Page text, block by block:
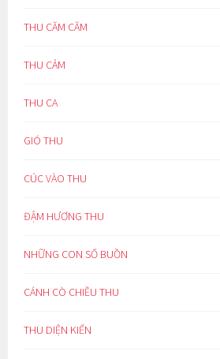
THU CĂM CĂM
THU CẢM
THU CA
GIÓ THU
CÚC VÀO THU
ĐẬM HƯƠNG THU
NHỮNG CON SỐ BUỒN
CÁNH CÒ CHIỀU THU
THU DIỆN KIẾN